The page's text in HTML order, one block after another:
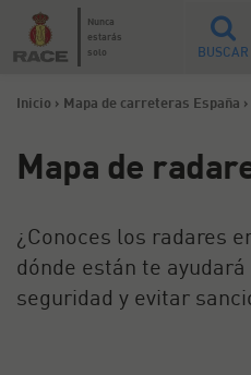
Nunca
estarás
solo
BUSCAR
Inicio > Mapa de carreteras España >
Mapa de
¿Conoces los radares
dónde están te
seguridad y evitar